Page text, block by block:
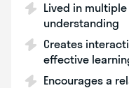
Lived in
understanding
Creates
effective
Encourages a